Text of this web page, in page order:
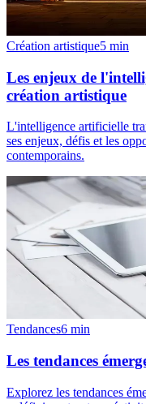
Création artistique5 min
Les enjeux de
création artistique
L'intelligence artificielle
ses enjeux, défis et les
contemporains.
Tendances6 min
Les tendances
Explorez les tendances